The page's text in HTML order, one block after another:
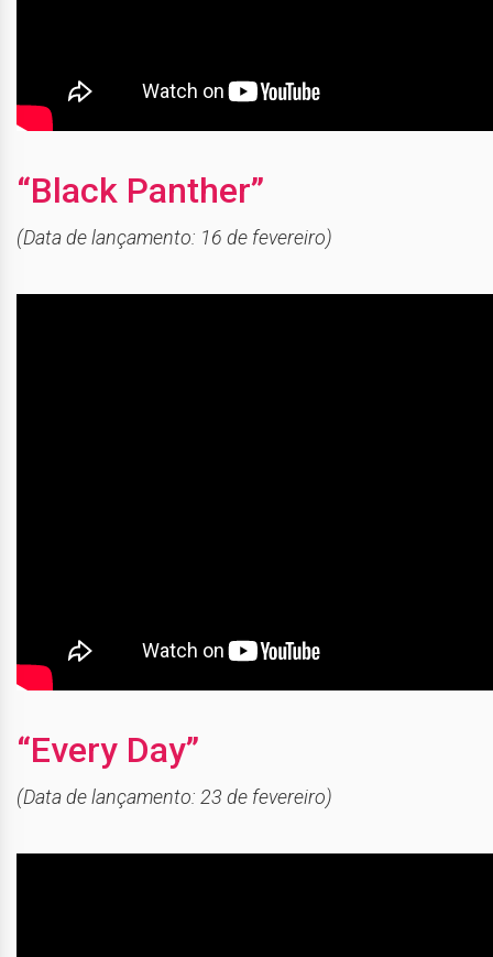
“Black Panther”
(Data de lançamento: 16 de fevereiro)
“Every Day”
(Data de lançamento: 23 de fevereiro)